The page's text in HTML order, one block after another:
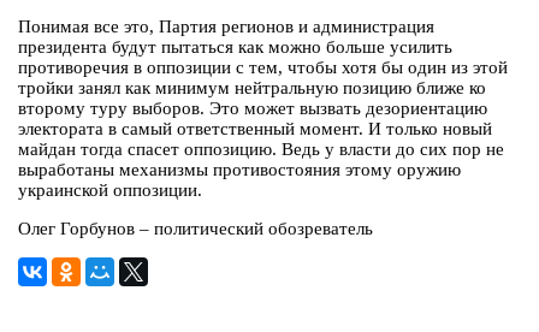
Понимая все это, Партия регионов и администрация
президента будут пытаться как можно больше усилить
противоречия в оппозиции с тем, чтобы хотя бы один из этой
тройки занял как минимум нейтральную позицию ближе ко
второму туру выборов. Это может вызвать дезориентацию
электората в самый ответственный момент. И только новый
майдан тогда спасет оппозицию. Ведь у власти до сих пор не
выработаны механизмы противостояния этому оружию
украинской оппозиции.
Олег Горбунов – политический обозреватель